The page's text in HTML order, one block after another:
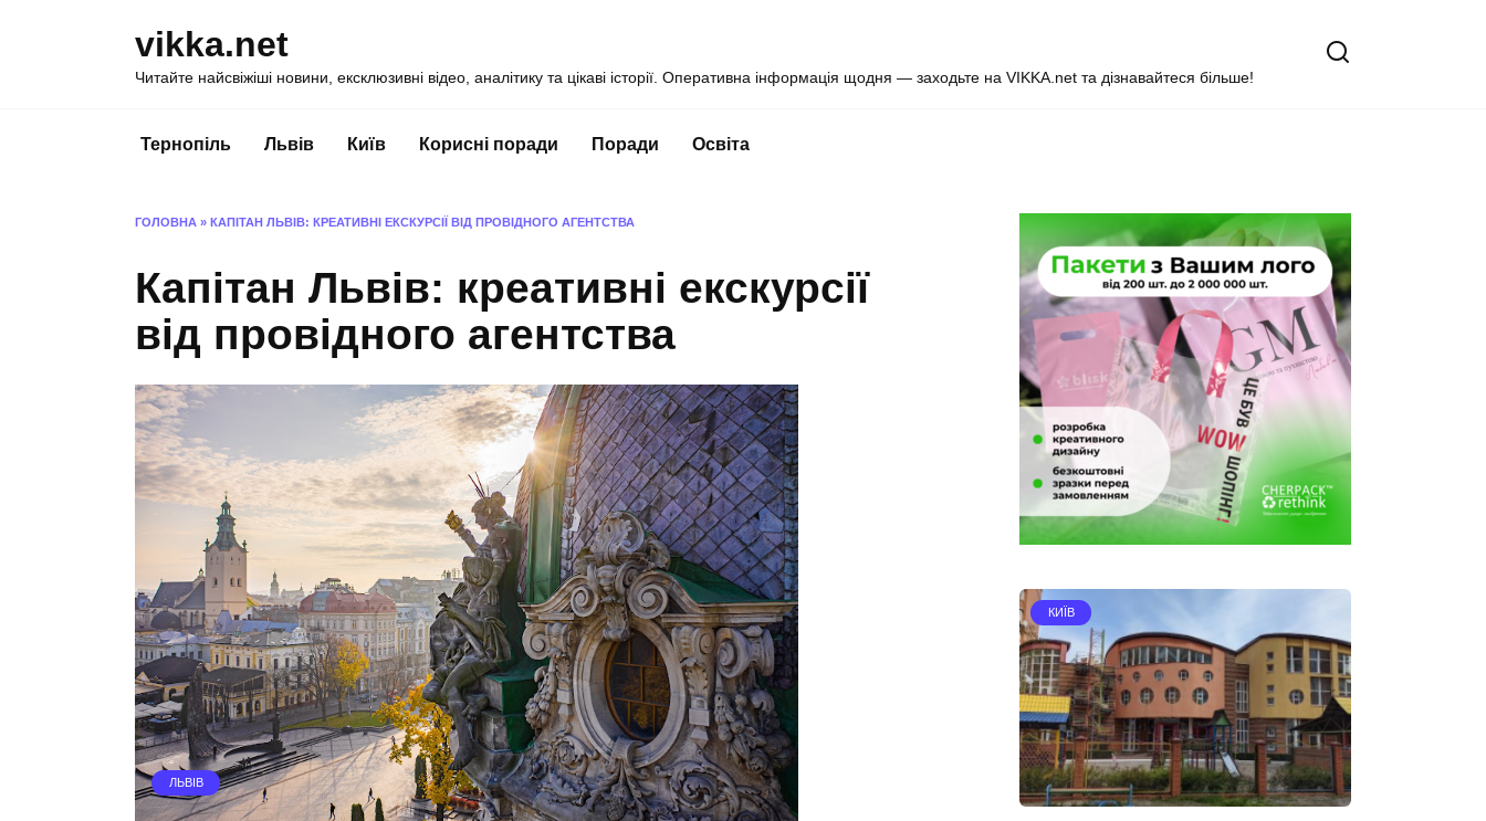
vikka.net
Читайте найсвіжіші новини, ексклюзивні відео, аналітику та цікаві історії. Оперативна інформація щодня — заходьте на VIKKA.net та дізнавайтеся більше!
Тернопіль Львів Київ Корисні поради Поради Освіта
ГОЛОВНА » КАПІТАН ЛЬВІВ: КРЕАТИВНІ ЕКСКУРСІЇ ВІД ПРОВІДНОГО АГЕНТСТВА
Капітан Львів: креативні екскурсії
від провідного агентства
ЛЬВІВ
КИЇВ